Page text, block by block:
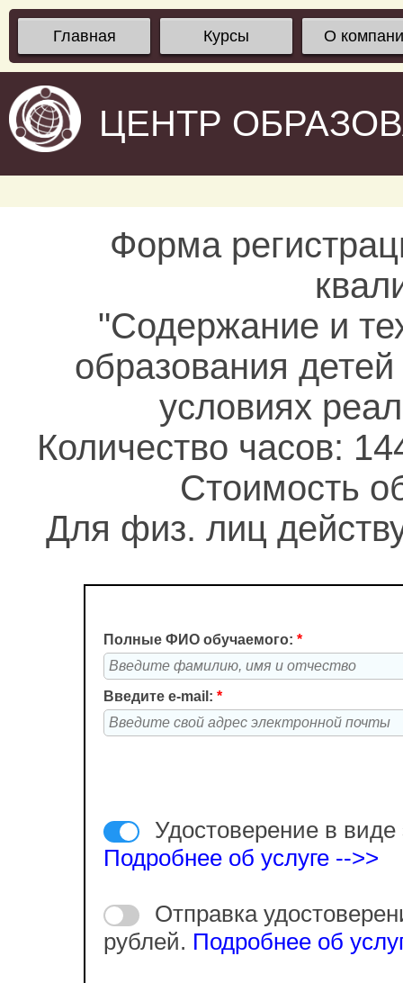
Главная Курсы О
ЦЕНТР
Форма
"Содержание и
образования
условиях
Количество часов:
Стоимость
Для физ. лиц
Полные ФИО обучаемого: *
Введите e-mail: *
Удостоверение в виде
Подробнее об услуге -->>
Отправка
рублей. Подробнее об